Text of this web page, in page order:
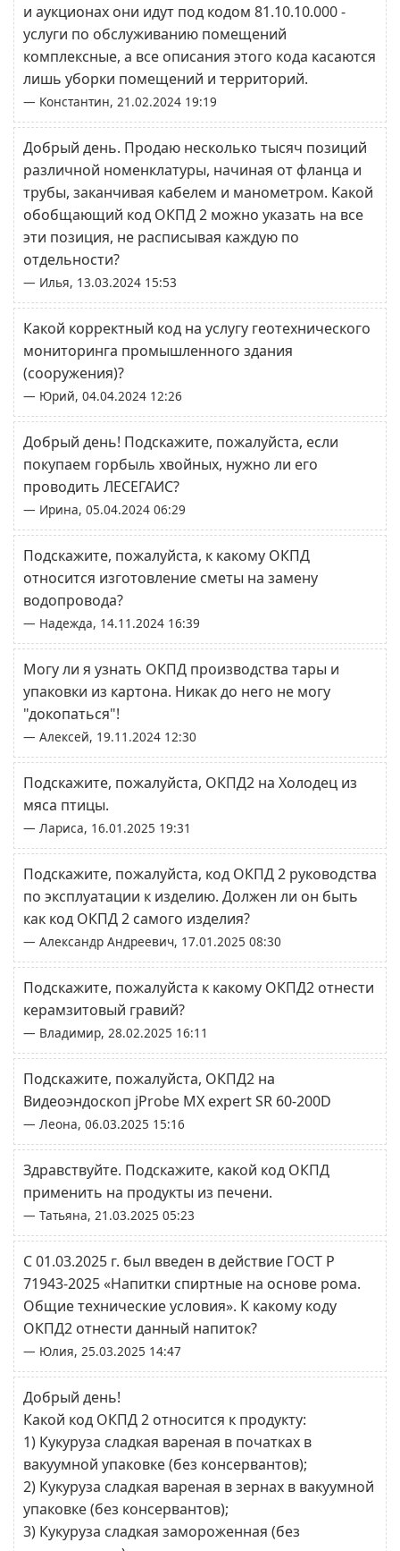
и аукционах они идут под кодом 81.10.10.000 -
услуги по обслуживанию помещений
комплексные, а все описания этого кода касаются
лишь уборки помещений и территорий.
— Константин, 21.02.2024 19:19
Добрый день. Продаю несколько тысяч позиций
различной номенклатуры, начиная от фланца и
трубы, заканчивая кабелем и манометром. Какой
обобщающий код ОКПД 2 можно указать на все
эти позиция, не расписывая каждую по
отдельности?
— Илья, 13.03.2024 15:53
Какой корректный код на услугу геотехнического
мониторинга промышленного здания
(сооружения)?
— Юрий, 04.04.2024 12:26
Добрый день! Подскажите, пожалуйста, если
покупаем горбыль хвойных, нужно ли его
проводить ЛЕСЕГАИC?
— Ирина, 05.04.2024 06:29
Подскажите, пожалуйста, к какому ОКПД
относится изготовление сметы на замену
водопровода?
— Надежда, 14.11.2024 16:39
Могу ли я узнать ОКПД производства тары и
упаковки из картона. Никак до него не могу
"докопаться"!
— Алексей, 19.11.2024 12:30
Подскажите, пожалуйста, ОКПД2 на Холодец из
мяса птицы.
— Лариса, 16.01.2025 19:31
Подскажите, пожалуйста, код ОКПД 2 руководства
по эксплуатации к изделию. Должен ли он быть
как код ОКПД 2 самого изделия?
— Александр Андреевич, 17.01.2025 08:30
Подскажите, пожалуйста к какому ОКПД2 отнести
керамзитовый гравий?
— Владимир, 28.02.2025 16:11
Подскажите, пожалуйста, ОКПД2 на
Видеоэндоскоп jProbe MX expert SR 60-200D
— Леона, 06.03.2025 15:16
Здравствуйте. Подскажите, какой код ОКПД
применить на продукты из печени.
— Татьяна, 21.03.2025 05:23
С 01.03.2025 г. был введен в действие ГОСТ Р
71943-2025 «Напитки спиртные на основе рома.
Общие технические условия». К какому коду
ОКПД2 отнести данный напиток?
— Юлия, 25.03.2025 14:47
Добрый день!
Какой код ОКПД 2 относится к продукту:
1) Кукуруза сладкая вареная в початках в
вакуумной упаковке (без консервантов);
2) Кукуруза сладкая вареная в зернах в вакуумной
упаковке (без консервантов);
3) Кукуруза сладкая замороженная (без